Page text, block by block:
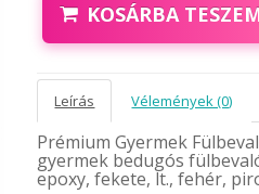
KOSÁRBA
Leírás Vélemények (0)
Prémium Gyermek
gyermek bedugós
epoxy, fekete, lt., fehér,